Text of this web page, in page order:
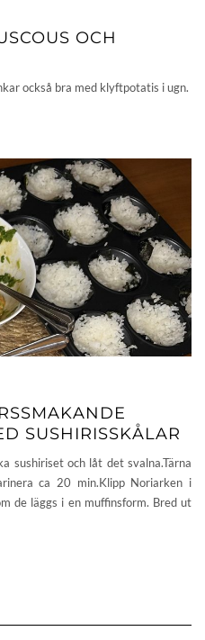
OCH
också bra med klyftpotatis i ugn.
SUSHIRISSKÅLAR
sushiriset och låt det svalna.Tärna
ca 20 min.Klipp Noriarken i
de läggs i en muffinsform. Bred ut